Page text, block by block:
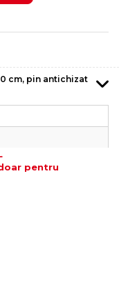
cm, pin antichizat
pentru